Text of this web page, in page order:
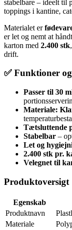
stabelbare – ideelt til
toppings i kantine,
Materialet er
er let og nemt at
karton med 2.400 stk
drift.
✅ Funktioner
Passer til 30
Materiale:
Tætsluttende
Stabelbar –
Let og
2.400 stk pr.
Velegnet til
Produktoversigt
Egenskab
Produktnavn
Materiale